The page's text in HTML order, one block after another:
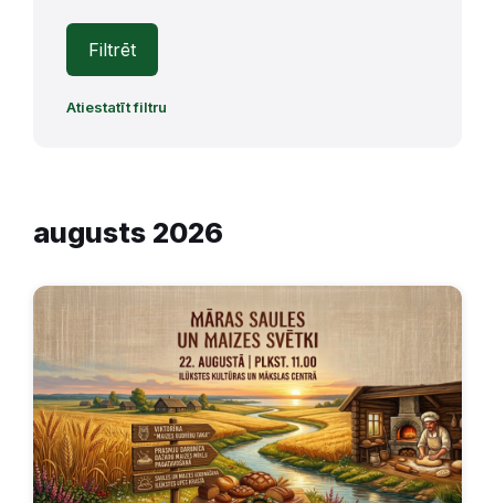
Filtrēt
Atiestatīt filtru
augusts 2026